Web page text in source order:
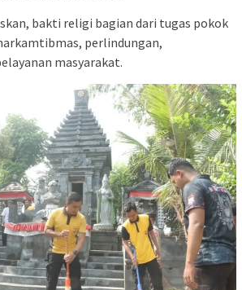
bakti religi bagian dari tugas pokok
perlindungan,
masyarakat.